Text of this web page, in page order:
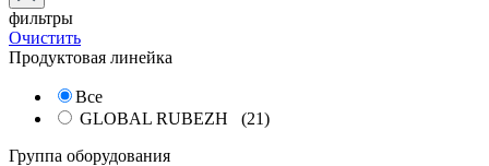
фильтры
Очистить
Продуктовая линейка
Все
GLOBAL RUBEZH
(21)
Группа оборудования